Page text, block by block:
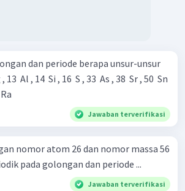
dan periode berapa unsur-unsur
Jawaban terverifikasi
nomor atom 26 dan nomor massa 56
pada golongan dan periode ...
Jawaban terverifikasi